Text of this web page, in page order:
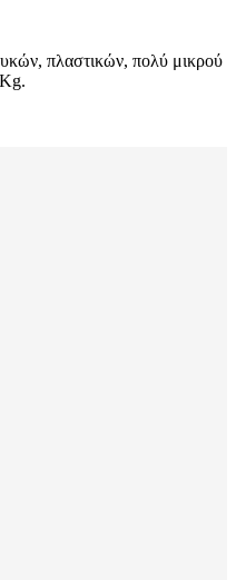
πλαστικών, πολύ μικρού